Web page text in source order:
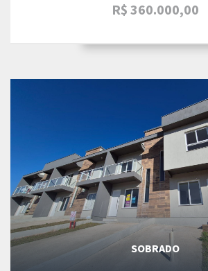
R$ 360.000,00
SOBRADO